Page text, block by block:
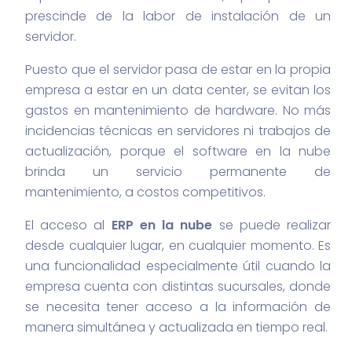
prescinde de la labor de instalación de un
servidor.
Puesto que el servidor pasa de estar en la propia
empresa a estar en un data center, se evitan los
gastos en mantenimiento de hardware. No más
incidencias técnicas en servidores ni trabajos de
actualización, porque el software en la nube
brinda un servicio permanente de
mantenimiento, a costos competitivos.
El acceso al ERP en la nube se puede realizar
desde cualquier lugar, en cualquier momento. Es
una funcionalidad especialmente útil cuando la
empresa cuenta con distintas sucursales, donde
se necesita tener acceso a la información de
manera simultánea y actualizada en tiempo real.